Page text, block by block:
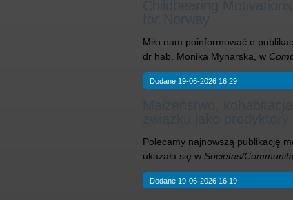
Miło nam poinformować o
dr hab. Monika Mynarska, w
Dodane 19-06-2026 16:29
Polecamy najnowszą publikację
ukazała się w Societas/
Dodane 19-06-2026 16:19